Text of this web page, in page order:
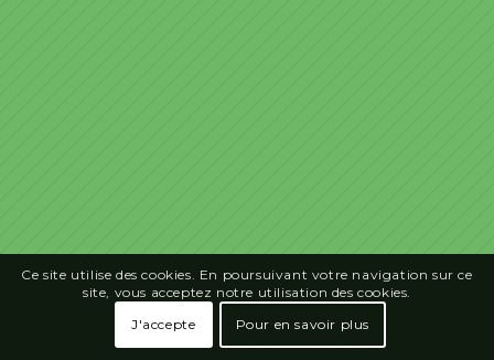
Ce site utilise des cookies. En poursuivant votre navigation sur ce
site, vous acceptez notre utilisation des cookies.
J'accepte
Pour en savoir plus